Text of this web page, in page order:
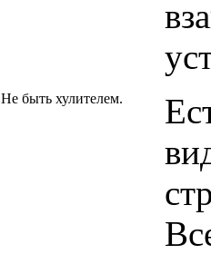
Не быть хулителем.